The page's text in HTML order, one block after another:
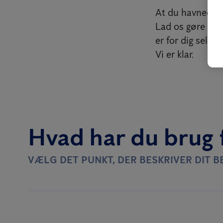
At du havnede
Lad os gøre
er for dig selv..
Vi er klar.
Hvad har du brug
VÆLG DET PUNKT, DER BESKRIVER DIT